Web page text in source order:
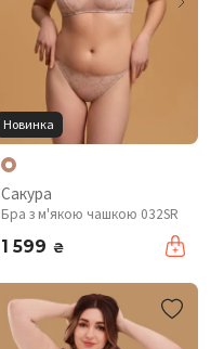
Новинка
Сакура
Бра з м'якою чашкою 032SR
1 599 ₴